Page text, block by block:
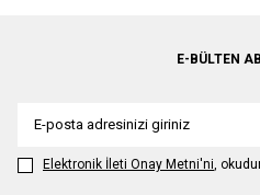
E-BÜLTEN
Elektronik İleti Onay Metni'ni,